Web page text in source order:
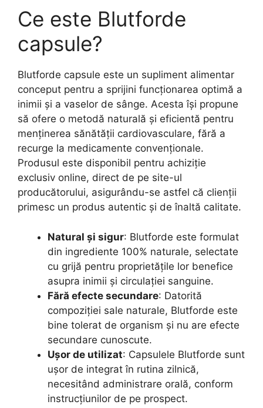
Ce este Blutforde
capsule?
Blutforde capsule este un supliment alimentar
conceput pentru a sprijini funcționarea optimă a
inimii și a vaselor de sânge. Acesta își propune
să ofere o metodă naturală și eficientă pentru
menținerea sănătății cardiovasculare, fără a
recurge la medicamente convenționale.
Produsul este disponibil pentru achiziție
exclusiv online, direct de pe site-ul
producătorului, asigurându-se astfel că clienții
primesc un produs autentic și de înaltă calitate.
Natural și sigur: Blutforde este formulat
din ingrediente 100% naturale, selectate
cu grijă pentru proprietățile lor benefice
asupra inimii și circulației sanguine.
Fără efecte secundare: Datorită
compoziției sale naturale, Blutforde este
bine tolerat de organism și nu are efecte
secundare cunoscute.
Ușor de utilizat: Capsulele Blutforde sunt
ușor de integrat în rutina zilnică,
necesitând administrare orală, conform
instrucțiunilor de pe prospect.